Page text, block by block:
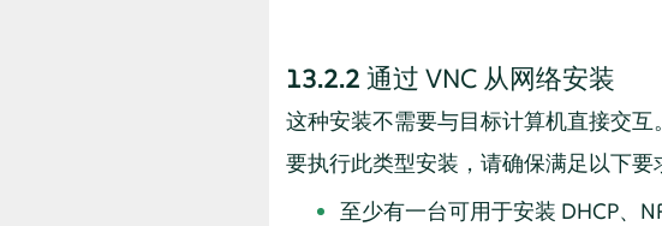
13.2.2 通过 VNC 从网络安装
这种安装不需要与目标计算机直接交互
要执行此类型安装，请确保满足以下要
至少有一台可用于安装 DHCP、